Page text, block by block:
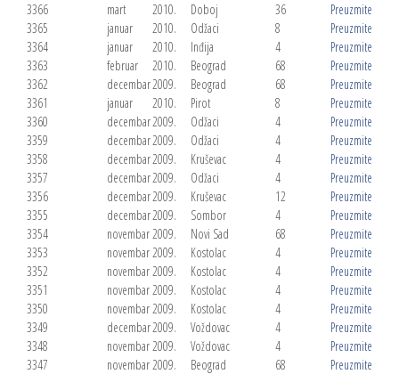
3366
mart 2010. Doboj 36
Preuzmite
3365
januar 2010. Odžaci 8
Preuzmite
3364
januar 2010. Inđija 4
Preuzmite
3363
februar 2010. Beograd 68
Preuzmite
3362
decembar2009. Beograd 68
Preuzmite
3361
januar 2010. Pirot 8
Preuzmite
3360
decembar2009. Odžaci 4
Preuzmite
3359
decembar2009. Odžaci 4
Preuzmite
3358
decembar2009. Kruševac 4
Preuzmite
3357
decembar2009. Odžaci 4
Preuzmite
3356
decembar2009. Kruševac 12
Preuzmite
3355
decembar2009. Sombor 4
Preuzmite
3354
novembar2009. Novi Sad 68
Preuzmite
3353
novembar2009. Kostolac 4
Preuzmite
3352
novembar2009. Kostolac 4
Preuzmite
3351
novembar2009. Kostolac 4
Preuzmite
3350
novembar2009. Kostolac 4
Preuzmite
3349
decembar2009. Voždovac 4
Preuzmite
3348
novembar2009. Voždovac 4
Preuzmite
3347
novembar2009. Beograd 68
Preuzmite